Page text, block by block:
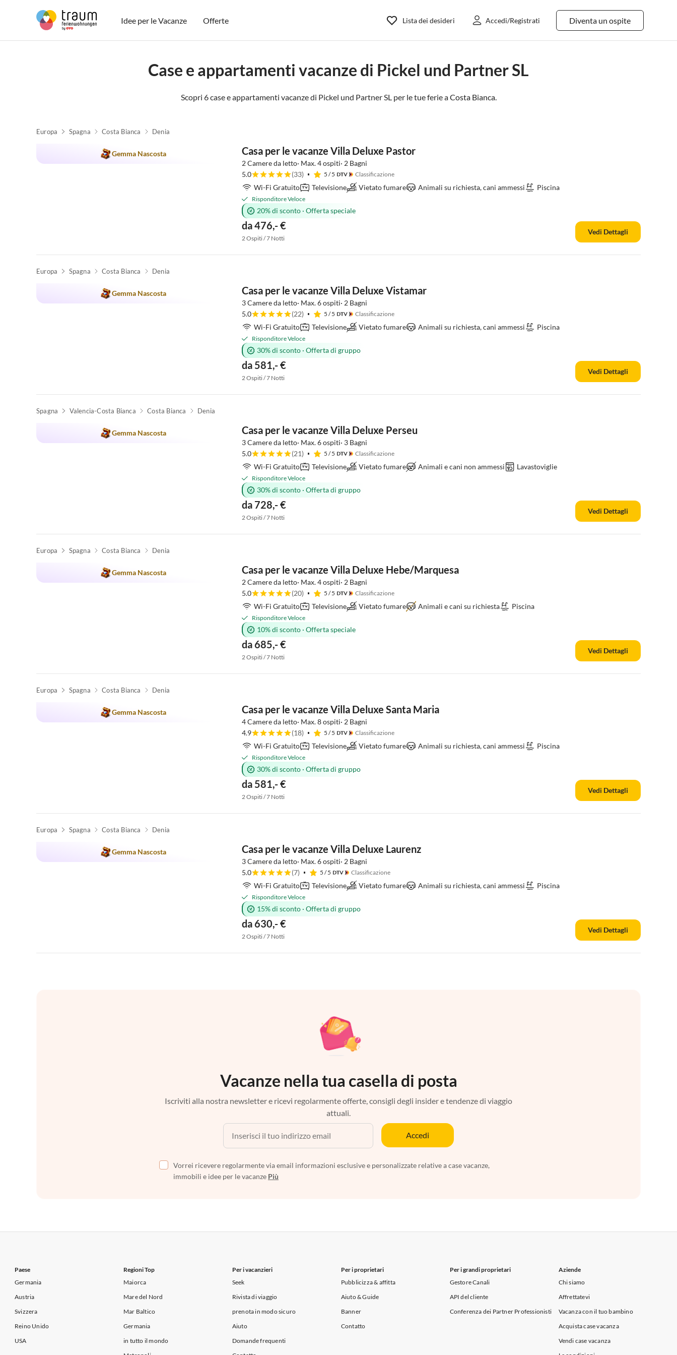
Idee per le Vacanze Offerte Diventa un ospite
Lista dei desideri Accedi/Registrati
Case e appartamenti vacanze di Pickel und Partner SL
Scopri 6 case e appartamenti vacanze di Pickel und Partner SL per le tue ferie aCosta Bianca.
Europa Spagna Costa Bianca Denia
Gemma Nascosta Casa per le vacanze Villa Deluxe Pastor
2 Camere da letto· Max. 4 ospiti· 2 Bagni
5.0
(33) 5 / 5 Classificazione
Wi-Fi Gratuito Televisione Vietato fumare Animali su richiesta, cani ammessi Piscina
Risponditore Veloce
20% di sconto · Offerta speciale
da 476,- €
2 Ospiti / 7 Notti
Vedi Dettagli
Europa Spagna Costa Bianca Denia
Gemma Nascosta Casa per le vacanze Villa Deluxe Vistamar
3 Camere da letto· Max. 6 ospiti· 2 Bagni
5.0
(22) 5 / 5 Classificazione
Wi-Fi Gratuito Televisione Vietato fumare Animali su richiesta, cani ammessi Piscina
Risponditore Veloce
30% di sconto · Offerta di gruppo
da 581,- €
2 Ospiti / 7 Notti
Vedi Dettagli
Spagna Valencia-Costa Bianca Costa Bianca Denia
Gemma Nascosta Casa per le vacanze Villa Deluxe Perseu
3 Camere da letto· Max. 6 ospiti· 3 Bagni
5.0
(21) 5 / 5 Classificazione
Wi-Fi Gratuito Televisione Vietato fumare Animali e cani non ammessi Lavastoviglie
Risponditore Veloce
30% di sconto · Offerta di gruppo
da 728,- €
2 Ospiti / 7 Notti
Vedi Dettagli
Europa Spagna Costa Bianca Denia
Gemma Nascosta Casa per le vacanze Villa Deluxe Hebe/Marquesa
2 Camere da letto· Max. 4 ospiti· 2 Bagni
5.0
(20) 5 / 5 Classificazione
Wi-Fi Gratuito Televisione Vietato fumare Animali e cani su richiesta Piscina
Risponditore Veloce
10% di sconto · Offerta speciale
da 685,- €
2 Ospiti / 7 Notti
Vedi Dettagli
Europa Spagna Costa Bianca Denia
Gemma Nascosta Casa per le vacanze Villa Deluxe Santa Maria
4 Camere da letto· Max. 8 ospiti· 2 Bagni
4.9
(18) 5 / 5 Classificazione
Wi-Fi Gratuito Televisione Vietato fumare Animali su richiesta, cani ammessi Piscina
Risponditore Veloce
30% di sconto · Offerta di gruppo
da 581,- €
2 Ospiti / 7 Notti
Vedi Dettagli
Europa Spagna Costa Bianca Denia
Gemma Nascosta Casa per le vacanze Villa Deluxe Laurenz
3 Camere da letto· Max. 6 ospiti· 2 Bagni
5.0
(7) 5 / 5 Classificazione
Wi-Fi Gratuito Televisione Vietato fumare Animali su richiesta, cani ammessi Piscina
Risponditore Veloce
15% di sconto · Offerta di gruppo
da 630,- €
2 Ospiti / 7 Notti
Vedi Dettagli
Vacanze nella tua casella di posta
Iscriviti alla nostra newsletter e ricevi regolarmente offerte, consigli degli insider e tendenze di viaggio
attuali.
Accedi
Vorrei ricevere regolarmente via email informazioni esclusive e personalizzate relative a case vacanze,
immobili e idee per le vacanze Più
Paese
Germania
Austria
Svizzera
Reino Unido
USA
Regioni Top
Maiorca
Mare del Nord
Mar Baltico
Germania
in tutto il mondo
Per i vacanzieri
Seek
Rivista di viaggio
prenota in modo sicuro
Aiuto
Domande frequenti
Per i proprietari
Pubblicizza & affitta
Aiuto & Guide
Banner
Contatto
Per i grandi proprietari
Gestore Canali
API del cliente
Conferenza dei Partner Professionisti
Aziende
Chi siamo
Affrettatevi
Vacanza con il tuo bambino
Acquista case vacanza
Vendi case vacanza